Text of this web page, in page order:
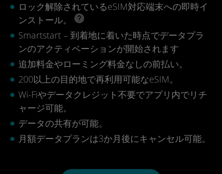
ロック解除されているeSIM対応端末への即時イ
ンストール。
Smartstart – 到着地に着いた時点でデータプラ
ンのアクティベーションが開始されます
追加料金やローミング料金なしの前払い。
200以上の目的地で再利用可能なeSIM。
Wi-Fiやデータクレジット不要でアプリ内でリチ
ャージ可能。
データの共有が可能。
月額データプランは3か月後にキャンセル可能。